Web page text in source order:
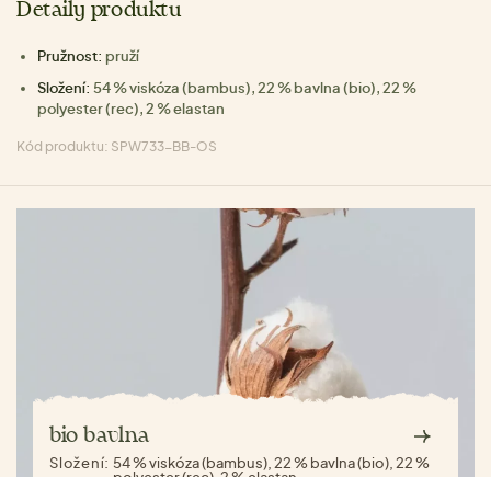
Detaily produktu
Pružnost: pruží
Složení: 54 % viskóza (bambus), 22 % bavlna (bio), 22 %
polyester (rec), 2 % elastan
Kód produktu: SPW733-BB-OS
bio bavlna
Složení: 54 % viskóza (bambus), 22 % bavlna (bio), 22 %